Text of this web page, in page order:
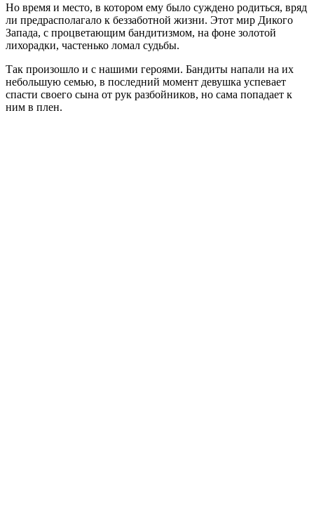
Но время и место, в котором ему было суждено родиться, вряд
ли предрасполагало к беззаботной жизни. Этот мир Дикого
Запада, с процветающим бандитизмом, на фоне золотой
лихорадки, частенько ломал судьбы.
Так произошло и с нашими героями. Бандиты напали на их
небольшую семью, в последний момент девушка успевает
спасти своего сына от рук разбойников, но сама попадает к
ним в плен.